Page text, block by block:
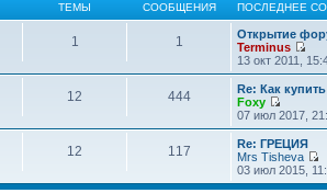
ТЕМЫ СООБЩЕНИЯ ПОСЛЕДНЕЕ
1 1
Открытие
Terminus
П
е
р
е
й
т
и
к
п
о
с
13 окт 2011,
12 444
Re: Как
Foxy
П
е
р
е
й
т
07 июл 2017,
12 117
Re: ГРЕЦИЯ
Mrs Tisheva
П
е
03 июл 2015,